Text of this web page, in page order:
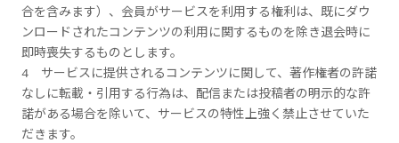
合を含みます）、会員がサービスを利用する権利は、既にダウ
ンロードされたコンテンツの利用に関するものを除き退会時に
即時喪失するものとします。
4 サービスに提供されるコンテンツに関して、著作権者の許諾
なしに転載・引用する行為は、配信または投稿者の明示的な許
諾がある場合を除いて、サービスの特性上強く禁止させていた
だきます。